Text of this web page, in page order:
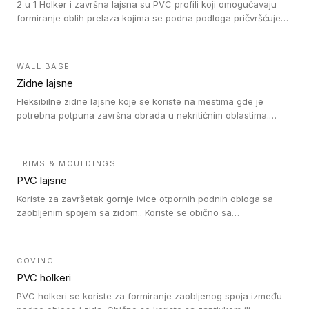
2 u 1 Holker i završna lajsna su PVC profili koji omogućavaju
formiranje oblih prelaza kojima se podna podloga pričvršćuje
WALL BASE
Zidne lajsne
Fleksibilne zidne lajsne koje se koriste na mestima gde je
potrebna potpuna završna obrada u nekritičnim oblastima.
TRIMS & MOULDINGS
PVC lajsne
Koriste za završetak gornje ivice otpornih podnih obloga sa
zaobljenim spojem sa zidom.. Koriste se obično sa
rešenje).
COVING
PVC holkeri
PVC holkeri se koriste za formiranje zaobljenog spoja između